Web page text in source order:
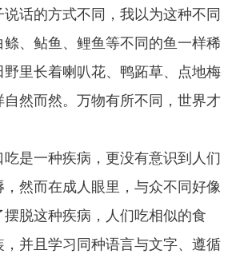
的方式不同，我以为这种不同
、鲇鱼、鲤鱼等不同的鱼一样稀
里长着喇叭花、鸭跖草、点地梅
然而然。万物有所不同，世界才
一种疾病，更没有意识到人们
然而在成人眼里，与众不同好像
脱这种疾病，人们吃相似的食
并且学习同种语言与文字、遵循